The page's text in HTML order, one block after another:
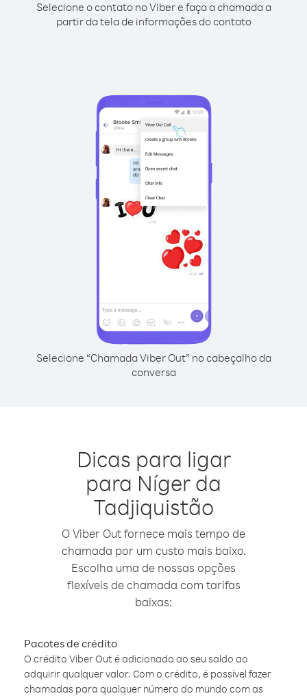
Selecione o contato no Viber e faça a chamada a
partir da tela de informações do contato
Selecione “Chamada Viber Out” no cabeçalho da
conversa
Dicas para ligar
para Níger da
Tadjiquistão
O Viber Out fornece mais tempo de
chamada por um custo mais baixo.
Escolha uma de nossas opções
flexíveis de chamada com tarifas
baixas:
Pacotes de crédito
O crédito Viber Out é adicionado ao seu saldo ao
adquirir qualquer valor. Com o crédito, é possível fazer
chamadas para qualquer número do mundo com as